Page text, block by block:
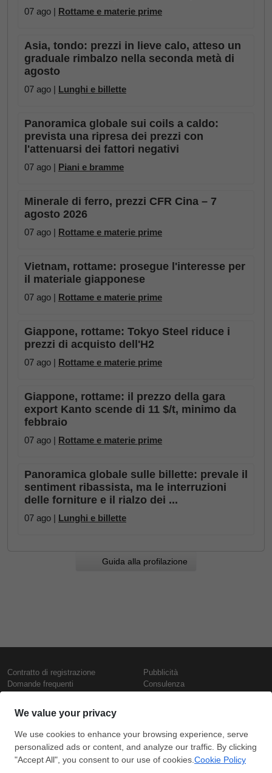
07 ago | Rottame e materie prime
Asia, tondo: prezzi in lieve calo, atteso un
graduale rimbalzo nella seconda metà di
agosto
07 ago | Lunghi e billette
Panoramica globale sui coils a caldo:
prevista una ripresa dei prezzi con
l'attenuarsi dei fattori negativi
07 ago | Piani e bramme
Minerale di ferro, prezzi CFR Cina – 7
agosto 2026
07 ago | Rottame e materie prime
Vietnam, rottame: prosegue l'interesse per
il materiale giapponese
07 ago | Rottame e materie prime
Giappone, rottame: Tokyo Steel riduce i
prezzi di acquisto dell'H2
07 ago | Rottame e materie prime
Giappone, rottame: il prezzo della gara
export Kanto scende di 11 $/t, minimo da
febbraio
07 ago | Rottame e materie prime
Panoramica globale sulle billette: prevale il
sentiment ribassista, ma le interruzioni
delle forniture e il rialzo dei ...
07 ago | Lunghi e billette
Guida alla profilazione
Contratto di registrazione
Domande frequenti
Presentazione
Contattaci
Termini di utilizzo
Politica di riservatezza
Pubblicità
Consulenza